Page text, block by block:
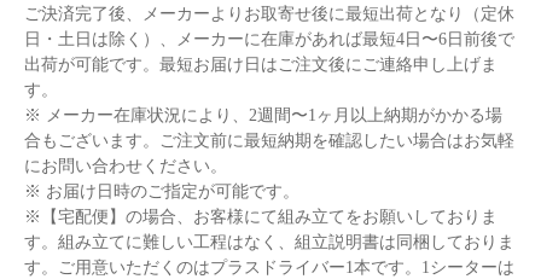
ご決済完了後、メーカーよりお取寄せ後に最短出荷となり（定休
日・土日は除く）、メーカーに在庫があれば最短4日〜6日前後で
出荷が可能です。最短お届け日はご注文後にご連絡申し上げま
す。
※ メーカー在庫状況により、2週間〜1ヶ月以上納期がかかる場
合もございます。ご注文前に最短納期を確認したい場合はお気軽
にお問い合わせください。
※ お届け日時のご指定が可能です。
※【宅配便】の場合、お客様にて組み立てをお願いしておりま
す。組み立てに難しい工程はなく、組立説明書は同梱しておりま
す。ご用意いただくのはプラスドライバー1本です。1シーターは